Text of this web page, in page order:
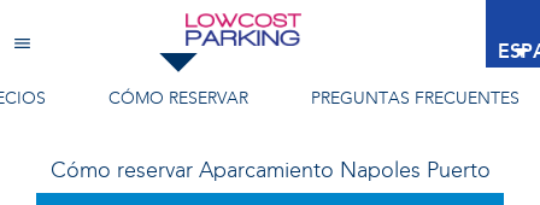
Aparcamiento Napoles Puerto
CÓMO RESERVAR PREGUNTAS FRECUENTES
Cómo reservar Aparcamiento Napoles Puerto